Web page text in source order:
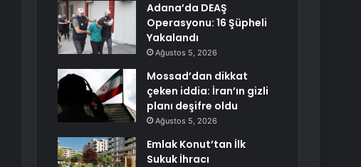
Adana’da DEAŞ
Operasyonu: 16 Şüpheli
Yakalandı
Ağustos 5, 2026
Mossad’dan dikkat
çeken iddia: İran’ın gizli
planı deşifre oldu
Ağustos 5, 2026
Emlak Konut’tan İlk
Sukuk İhracı